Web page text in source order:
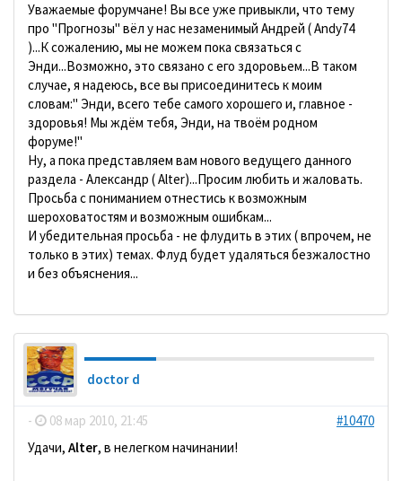
Уважаемые форумчане! Вы все уже привыкли, что тему
про "Прогнозы" вёл у нас незаменимый Андрей ( Andy74
)...К сожалению, мы не можем пока связаться с
Энди...Возможно, это связано с его здоровьем...В таком
случае, я надеюсь, все вы присоединитесь к моим
словам:" Энди, всего тебе самого хорошего и, главное -
здоровья! Мы ждём тебя, Энди, на твоём родном
форуме!"
Ну, а пока представляем вам нового ведущего данного
раздела - Александр ( Alter)...Просим любить и жаловать.
Просьба с пониманием отнестись к возможным
шероховатостям и возможным ошибкам...
И убедительная просьба - не флудить в этих ( впрочем, не
только в этих) темах. Флуд будет удаляться безжалостно
и без объяснения...
doctor d
- 08 мар 2010, 21:45
#10470
Удачи, Alter, в нелегком начинании!